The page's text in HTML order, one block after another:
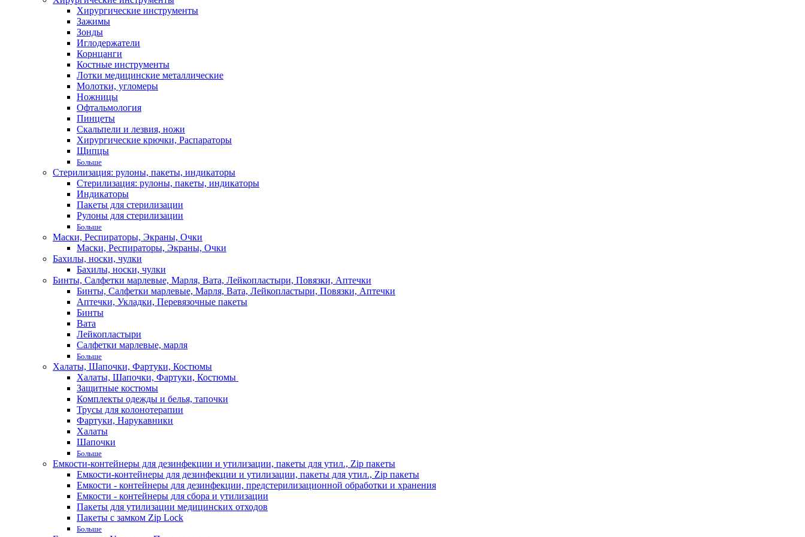
Хирургические инструменты
Зажимы
Зонды
Иглодержатели
Корнцанги
Костные инструменты
Лотки медицинские металлические
Молотки, угломеры
Ножницы
Офтальмология
Пинцеты
Скальпели и лезвия, ножи
Хирургические крючки, Распараторы
Щипцы
Больше
Стерилизация: рулоны, пакеты, индикаторы
Стерилизация: рулоны, пакеты, индикаторы
Индикаторы
Пакеты для стерилизации
Рулоны для стерилизации
Больше
Маски, Респираторы, Экраны, Очки
Маски, Респираторы, Экраны, Очки
Бахилы, носки, чулки
Бахилы, носки, чулки
Бинты, Салфетки марлевые, Марля, Вата, Лейкопластыри, Повязки, Аптечки
Бинты, Салфетки марлевые, Марля, Вата, Лейкопластыри, Повязки, Аптечки
Аптечки, Укладки, Перевязочные пакеты
Бинты
Вата
Лейкопластыри
Салфетки марлевые, марля
Больше
Халаты, Шапочки, Фартуки, Костюмы
Халаты, Шапочки, Фартуки, Костюмы
Защитные костюмы
Комплекты одежды и белья, тапочки
Трусы для колонотерапии
Фартуки, Нарукавники
Халаты
Шапочки
Больше
Емкости-контейнеры для дезинфекции и утилизации, пакеты для утил., Zip пакеты
Емкости-контейнеры для дезинфекции и утилизации, пакеты для утил., Zip пакеты
Емкости - контейнеры для дезинфекции, предстерилизационной обработки и хранения
Емкости - контейнеры для сбора и утилизации
Пакеты для утилизации медицинских отходов
Пакеты с замком Zip Lock
Больше